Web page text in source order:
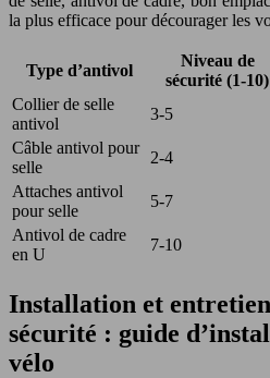
la plus efficace pour décourager les
Type d’antivol
Niveau de
sécurité (1-10)
Collier de selle
antivol
3-5
Câble antivol pour
selle
2-4
Attaches antivol
pour selle
5-7
Antivol de cadre
en U
7-10
Installation et
sécurité : guide
vélo